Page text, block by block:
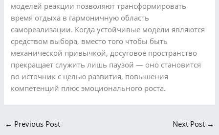
моделей реакции позволяют трансформировать
время отдыха в гармоничную область
самореализации. Когда устойчивые модели являются
средством выбора, вместо того чтобы быть
механической привычкой, досуговое пространство
прекращает служить лишь паузой — оно становится
во источник с целью развития, повышения
компетенций плюс эмоционального роста.
← Previous Post Next Post →